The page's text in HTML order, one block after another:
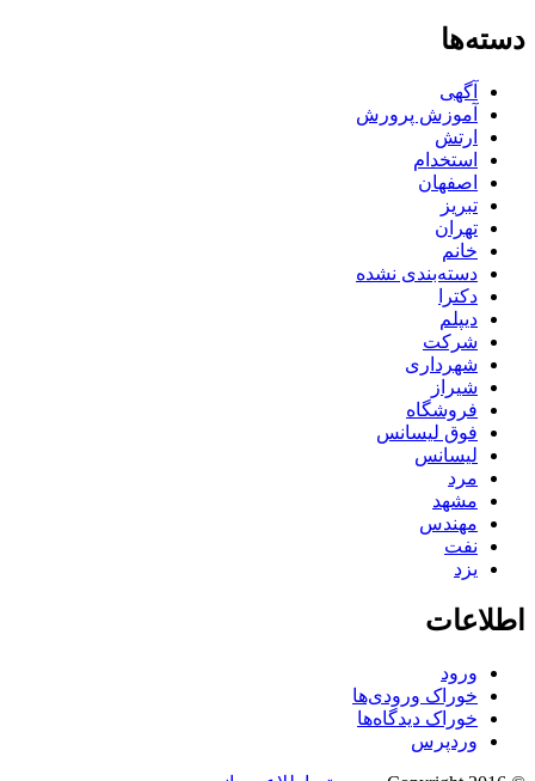
دسته‌ها
آگهی
آموزش پرورش
ارتش
استخدام
اصفهان
تبریز
تهران
خانم
دسته‌بندی نشده
دکترا
دیپلم
شرکت
شهرداری
شیراز
فروشگاه
فوق لیسانس
لیسانس
مرد
مشهد
مهندس
نفت
یزد
اطلاعات
ورود
خوراک ورودی‌ها
خوراک دیدگاه‌ها
وردپرس